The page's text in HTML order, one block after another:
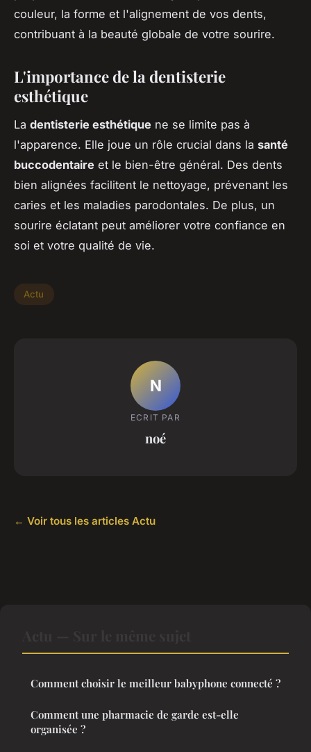
couleur, la forme et l'alignement de vos dents,
contribuant à la beauté globale de votre sourire.
L'importance de la dentisterie
esthétique
La dentisterie esthétique ne se limite pas à
l'apparence. Elle joue un rôle crucial dans la santé
buccodentaire et le bien-être général. Des dents
bien alignées facilitent le nettoyage, prévenant les
caries et les maladies parodontales. De plus, un
sourire éclatant peut améliorer votre confiance en
soi et votre qualité de vie.
Actu
N
ECRIT PAR
noé
← Voir tous les articles Actu
Comment choisir le meilleur babyphone connecté ?
Comment une pharmacie de garde est-elle
organisée ?